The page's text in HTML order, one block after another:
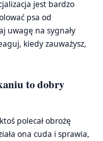
jest bardzo
psa od
uwagę na sygnały
kiedy zauważysz,
to dobry
polecał obrożę
ona cuda i sprawia,